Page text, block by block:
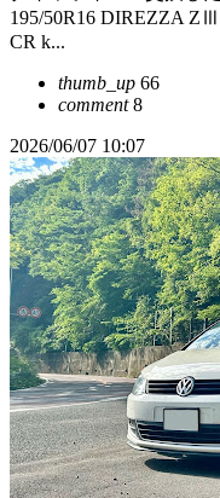
195/50R16 DIREZZA
CR k...
thumb_up 66
comment8
2026/06/07 10:07